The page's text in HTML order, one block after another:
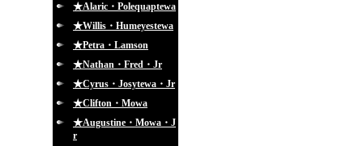
★Alaric・Polequaptewa
★Willis・Humeyestewa
★Petra・Lamson
★Nathan・Fred・Jr
★Cyrus・Josytewa・Jr
★Clifton・Mowa
★Augustine・Mowa・J
r